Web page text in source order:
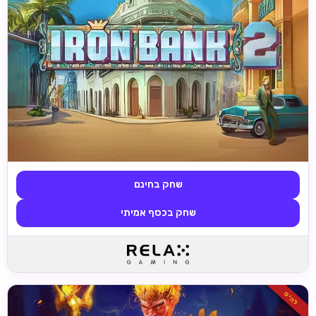
שחק בחינם
שחק בכסף אמיתי
להיט